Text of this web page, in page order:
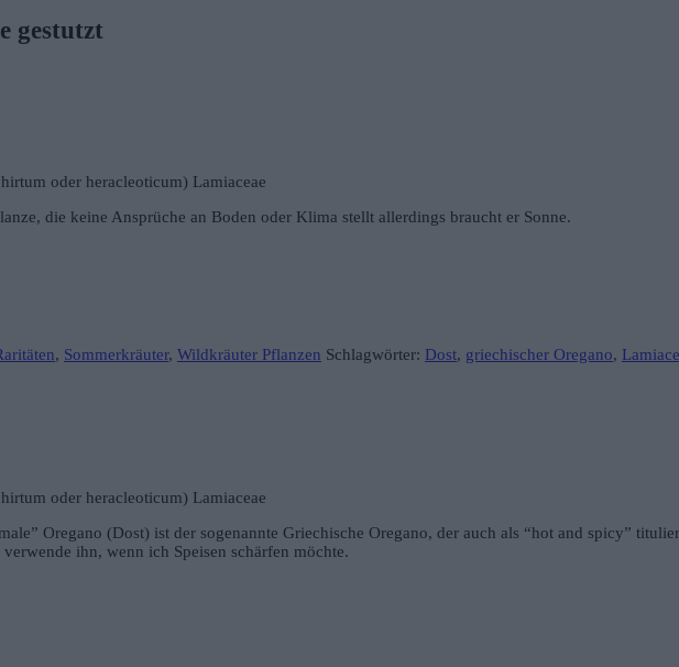
gestutzt
oder heracleoticum) Lamiaceae
die keine Ansprüche an Boden oder Klima stellt allerdings braucht er Sonne.
, Sommerkräuter, Wildkräuter Pflanzen Schlagwörter: Dost, griechischer Oregano,
oder heracleoticum) Lamiaceae
Oregano (Dost) ist der sogenannte Griechische Oregano, der auch als “hot and spicy”
ihn, wenn ich Speisen schärfen möchte.